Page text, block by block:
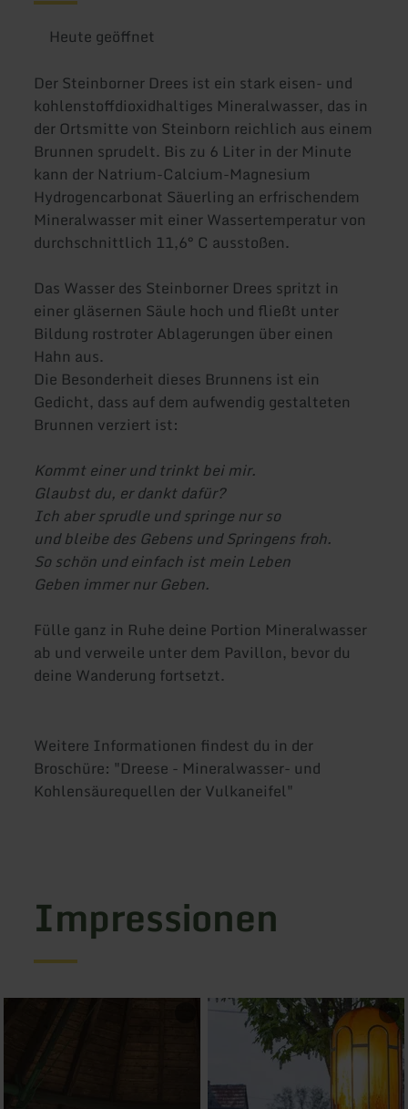
Heute geöffnet
Der Steinborner Drees ist ein stark eisen- und
kohlenstoffdioxidhaltiges Mineralwasser, das in
der Ortsmitte von Steinborn reichlich aus einem
Brunnen sprudelt. Bis zu 6 Liter in der Minute
kann der Natrium-Calcium-Magnesium
Hydrogencarbonat Säuerling an erfrischendem
Mineralwasser mit einer Wassertemperatur von
durchschnittlich 11,6° C ausstoßen.
Das Wasser des Steinborner Drees spritzt in
einer gläsernen Säule hoch und fließt unter
Bildung rostroter Ablagerungen über einen
Hahn aus.
Die Besonderheit dieses Brunnens ist ein
Gedicht, dass auf dem aufwendig gestalteten
Brunnen verziert ist:
Kommt einer und trinkt bei mir.
Glaubst du, er dankt dafür?
Ich aber sprudle und springe nur so
und bleibe des Gebens und Springens froh.
So schön und einfach ist mein Leben
Geben immer nur Geben.
Fülle ganz in Ruhe deine Portion Mineralwasser
ab und verweile unter dem Pavillon, bevor du
deine Wanderung fortsetzt.
Weitere Informationen findest du in der
Broschüre: "Dreese - Mineralwasser- und
Kohlensäurequellen der Vulkaneifel"
Impressionen